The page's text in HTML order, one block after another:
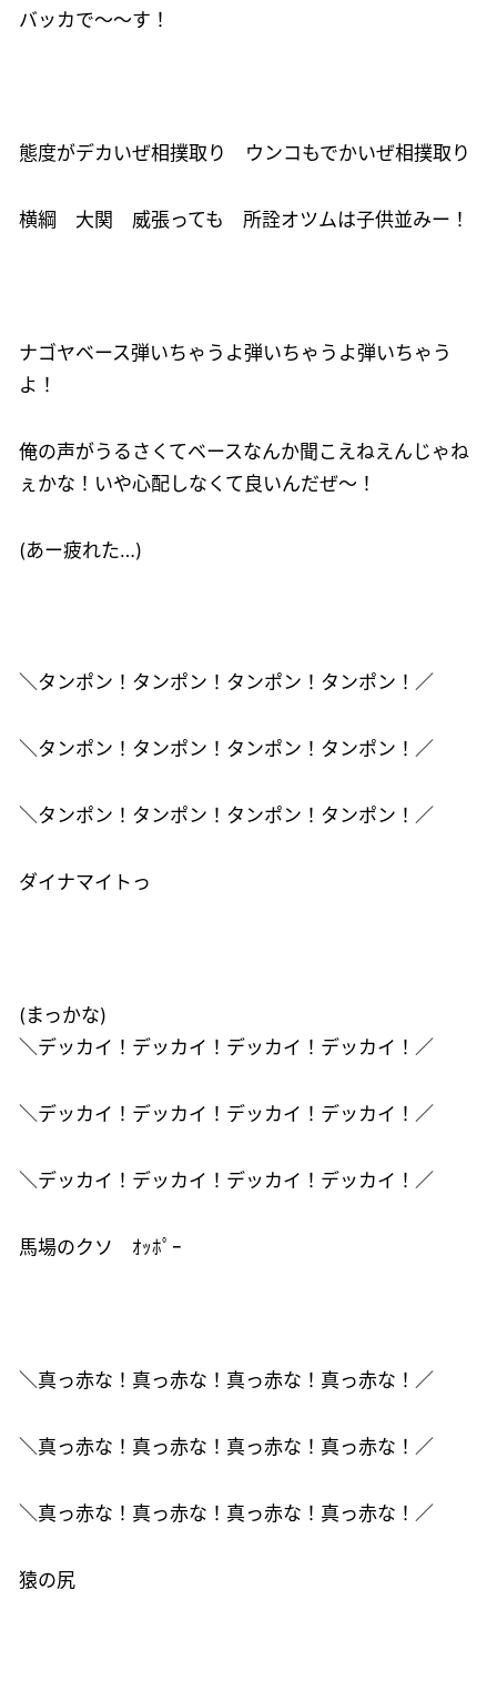
バッカで～～す！
態度がデカいぜ相撲取り ウンコもでかいぜ相撲取り
横綱 大関 威張っても 所詮オツムは子供並みー！
ナゴヤベース弾いちゃうよ弾いちゃうよ弾いちゃう
よ！
俺の声がうるさくてベースなんか聞こえねえんじゃね
ぇかな！いや心配しなくて良いんだぜ～！
(あー疲れた…)
＼タンポン！タンポン！タンポン！タンポン！／
＼タンポン！タンポン！タンポン！タンポン！／
＼タンポン！タンポン！タンポン！タンポン！／
ダイナマイトっ
(まっかな)
＼デッカイ！デッカイ！デッカイ！デッカイ！／
＼デッカイ！デッカイ！デッカイ！デッカイ！／
＼デッカイ！デッカイ！デッカイ！デッカイ！／
馬場のクソ ｵｯﾎﾟｰ
＼真っ赤な！真っ赤な！真っ赤な！真っ赤な！／
＼真っ赤な！真っ赤な！真っ赤な！真っ赤な！／
＼真っ赤な！真っ赤な！真っ赤な！真っ赤な！／
猿の尻